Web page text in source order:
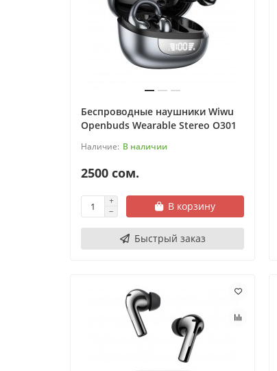
Беспроводные наушники Wiwu
Openbuds Wearable Stereo O301
В наличии
2500 сом.
В корзину
Быстрый заказ